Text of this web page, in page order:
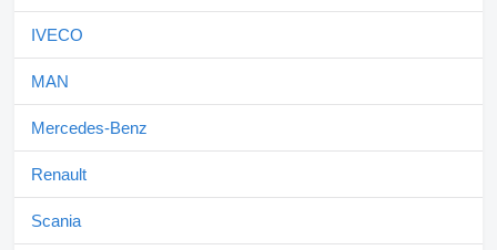
IVECO
MAN
Mercedes-Benz
Renault
Scania